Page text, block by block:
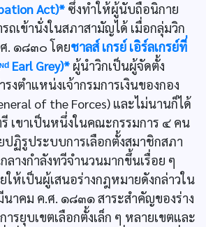
Act)* ซึ่งทำให้ผู้นับถือนิกาย
ถเข้านั่งในสภาสามัญได้ เมื่อกลุ่มวิก
. ๑๘๓๐ โดยชาลส์ เกรย์ เอิร์ลเกรย์ที่
Earl Grey)* ผู้นำวิกเป็นผู้จัดตั้ง
งตำแหน่งเจ้ากรมการเงินของกอง
of the Forces) และไม่นานก็ได้
เขาเป็นหนึ่งในคณะกรรมการ ๔ คน
ฏิรูประบบการเลือกตั้งสมาชิกสภา
างกำลังทวีจำนวนมากขึ้นเรื่อย ๆ
ห้เป็นผู้เสนอร่างกฎหมายดังกล่าวใน
าคม ค.ศ. ๑๘๓๑ สาระสำคัญของร่าง
รยุบเขตเลือกตั้งเล็ก ๆ หลายเขตและ